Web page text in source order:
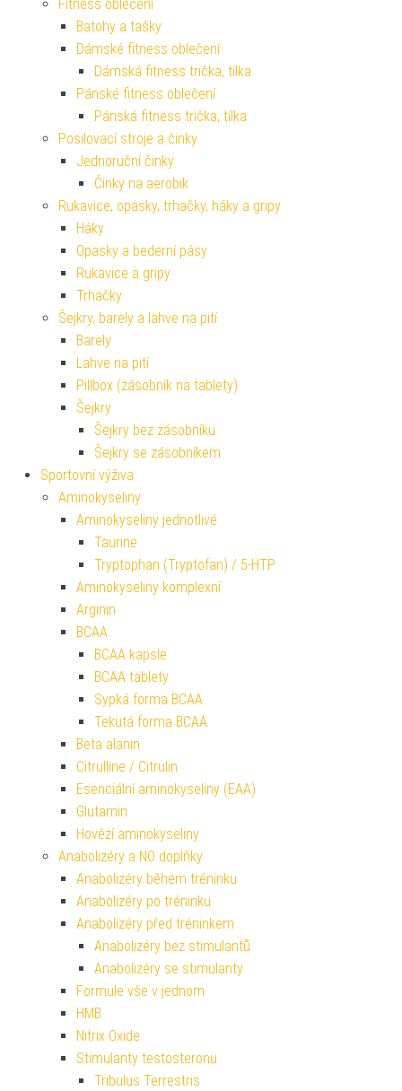
Fitness oblečení
Batohy a tašky
Dámské fitness oblečení
Dámská fitness trička, tílka
Pánské fitness oblečení
Pánská fitness trička, tílka
Posilovací stroje a činky
Jednoruční činky
Činky na aerobik
Rukavice, opasky, trhačky, háky a gripy
Háky
Opasky a bederní pásy
Rukavice a gripy
Trhačky
Šejkry, barely a lahve na pití
Barely
Lahve na pití
Pillbox (zásobník na tablety)
Šejkry
Šejkry bez zásobníku
Šejkry se zásobníkem
Sportovní výživa
Aminokyseliny
Aminokyseliny jednotlivé
Taurine
Tryptophan (Tryptofan) / 5-HTP
Aminokyseliny komplexní
Arginin
BCAA
BCAA kapsle
BCAA tablety
Sypká forma BCAA
Tekutá forma BCAA
Beta alanin
Citrulline / Citrulin
Esenciální aminokyseliny (EAA)
Glutamin
Hovězí aminokyseliny
Anabolizéry a NO doplňky
Anabolizéry během tréninku
Anabolizéry po tréninku
Anabolizéry před tréninkem
Anabolizéry bez stimulantů
Anabolizéry se stimulanty
Formule vše v jednom
HMB
Nitrix Oxide
Stimulanty testosteronu
Tribulus Terrestris